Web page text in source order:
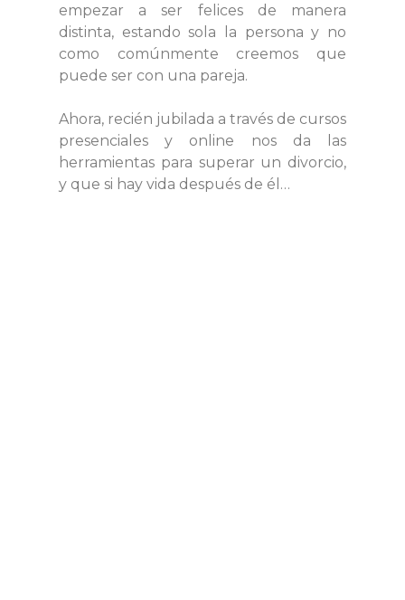
empezar a ser felices de manera
distinta, estando sola la persona y no
como comúnmente creemos que
puede ser con una pareja.
Ahora, recién jubilada a través de cursos
presenciales y online nos da las
herramientas para superar un divorcio,
y que si hay vida después de él…